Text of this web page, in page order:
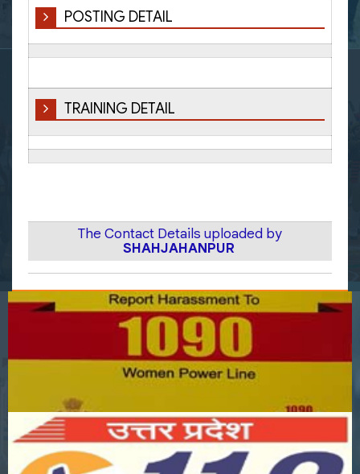
POSTING DETAIL
TRAINING DETAIL
The Contact Details uploaded by
SHAHJAHANPUR